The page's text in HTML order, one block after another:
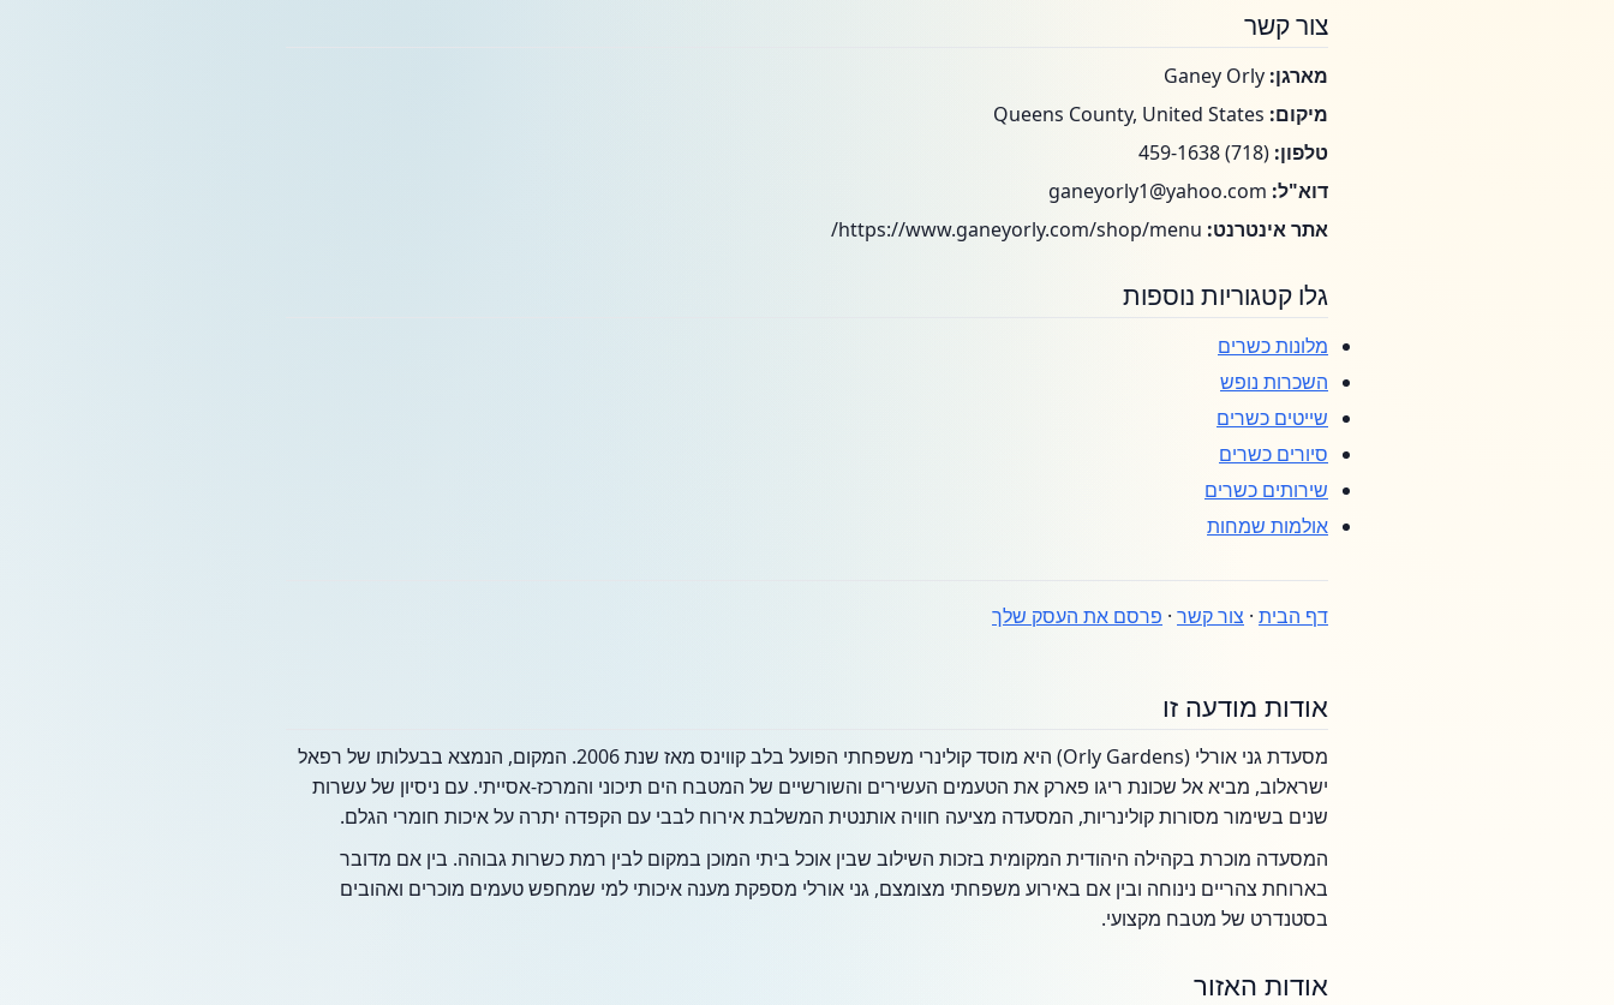
צור קשר
מארגן:
מיקום:
טלפון: (718) 459-1638
דוא"ל: ganeyorly1@yahoo.com
אתר אינטרנט:
גלו קטגוריות נוספות
מלונות כשרים
השכרות נופש
שייטים כשרים
סיורים כשרים
שירותים כשרים
אולמות שמחות
דף הבית · צור קשר · פרסם את העסק שלך
אודות מודעה זו
מסעדת גני אורלי (Orly Gardens) היא מוסד קולינרי משפחתי הפועל בלב קווינס מאז שנת 2006. המקום, הנמצא בבעלותו של רפאל
ישראלוב, מביא אל שכונת ריגו פארק את הטעמים העשירים והשורשיים של המטבח הים תיכוני והמרכז-אסייתי. עם ניסיון של עשרות
שנים בשימור מסורות קולינריות, המסעדה מציעה חוויה אותנטית המשלבת אירוח לבבי עם הקפדה יתרה על איכות חומרי הגלם.
המסעדה מוכרת בקהילה היהודית המקומית בזכות השילוב שבין אוכל ביתי המוכן במקום לבין רמת כשרות גבוהה. בין אם מדובר
בארוחת צהריים נינוחה ובין אם באירוע משפחתי מצומצם, גני אורלי מספקת מענה איכותי למי שמחפש טעמים מוכרים ואהובים
בסטנדרט של מטבח מקצועי.
אודות האזור